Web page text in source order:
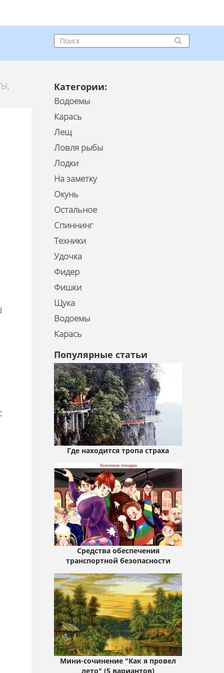
Категории:
Водоемы
Карась
Лещ
Ловля рыбы
Лодки
На заметку
Окунь
Остальное
Спиннинг
Техники
Удочка
Фидер
Фишки
Щука
Водоемы
Карась
Популярные статьи
Где находится тропа страха
Средства обеспечения
транспортной безопасности
Мини-сочинение "Как я провел
лето" (5 вариантов)